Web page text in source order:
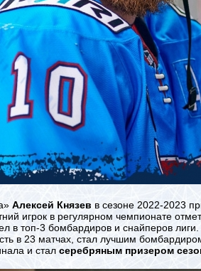
Алексей Князев в сезоне 2022-2023
игрок в регулярном чемпионате
в топ-3 бомбардиров и снайперов
в 23 матчах, стал лучшим
и стал серебряным призером